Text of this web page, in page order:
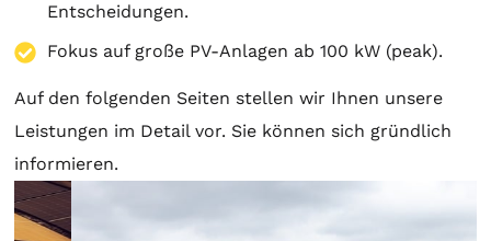
Entscheidungen.
Fokus auf große PV-Anlagen ab 100 kW (peak).
Auf den folgenden Seiten stellen wir Ihnen unsere
Leistungen im Detail vor. Sie können sich gründlich
informieren.